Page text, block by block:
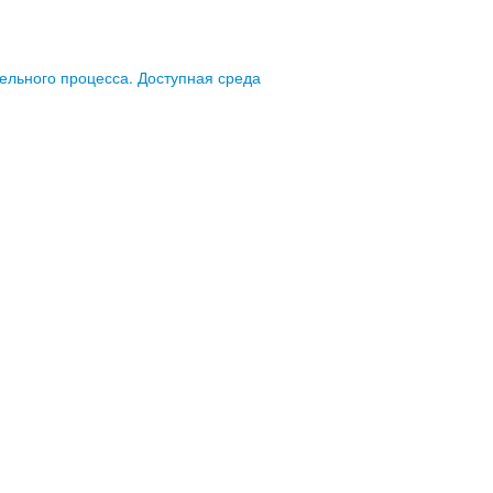
процесса. Доступная среда